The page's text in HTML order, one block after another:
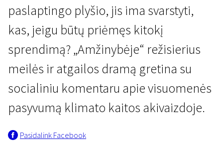
Naujienos iš Šiaurės
Amžinybė
1 val. 39 min. | Fantastinis, Romantinis | N-13
paslaptingo plyšio, jis ima svarstyti,
kas, jeigu būtų priėmęs kitokį
sprendimą? „Amžinybėje“ režisierius
meilės ir atgailos dramą gretina su
socialiniu komentaru apie visuomenės
pasyvumą klimato kaitos akivaizdoje.
Pasidalink Facebook